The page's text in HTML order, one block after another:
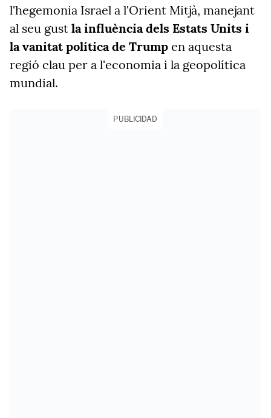
l'hegemonia Israel a l'Orient Mitjà, manejant
al seu gust la influència dels Estats Units i
la vanitat política de Trump en aquesta
regió clau per a l'economia i la geopolítica
mundial.
PUBLICIDAD